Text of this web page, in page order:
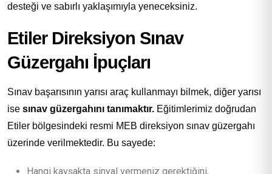
desteği ve sabırlı yaklaşımıyla yeneceksiniz.
Etiler Direksiyon Sınav
Güzergahı İpuçları
Sınav başarısının yarısı araç kullanmayı bilmek, diğer yarısı
ise sınav güzergahını tanımaktır. Eğitimlerimiz doğrudan
Etiler bölgesindeki resmi MEB direksiyon sınav güzergahı
üzerinde verilmektedir. Bu sayede:
Hangi kavşakta sinyal vermeniz gerektiğini,